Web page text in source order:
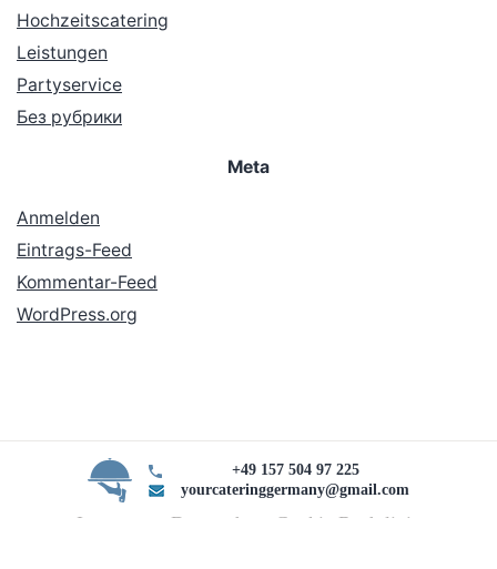
Hochzeitscatering
Leistungen
Partyservice
Без рубрики
Meta
Anmelden
Eintrags-Feed
Kommentar-Feed
WordPress.org
+49 157 504 97 225
yourcateringgermany@gmail.com
Impressum Datenschutz Cookie Rechtlinie